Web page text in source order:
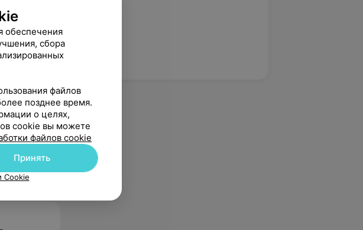
обеспечения
сбора
файлов
позднее время.
о целях,
cookie вы можете
файлов cookie
Принять
Cookie